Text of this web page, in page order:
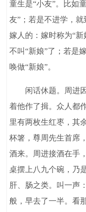
童生是“小友”。比如
友”；若是不进学，
嫁人的：嫁时称为“新
不叫“新娘”了；若是
唤做“新娘”。
闲话休题。周进因
着他作了揖。众人都
里有两枚生红枣，其
杯箸，尊周先生首席
酒来。周进接酒在手
桌摆上八九个碗，乃
肝、肠之类。叫一声
般，早去了一半。看